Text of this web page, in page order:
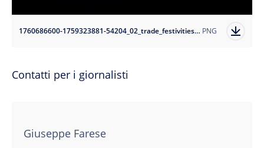
1760686600-1759323881-54204_02_trade_festivities_catalogue_halloween_1000x1250?auto=format PNG
Contatti per i giornalisti
Giuseppe Farese